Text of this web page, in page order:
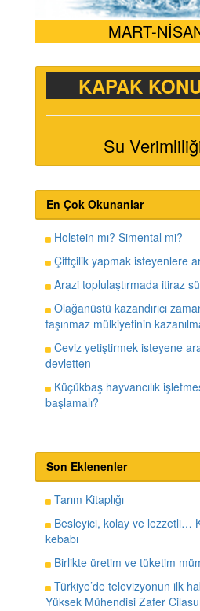
MART-
KAPAK
Su
En Çok Okunanlar
Holstein mı? Simental mi?
Çiftçilik yapmak isteyenlere
Arazi toplulaştırmada itiraz
Olağanüstü kazandırıcı
taşınmaz mülkiyetinin
Ceviz yetiştirmek isteyene
devletten
Küçükbaş hayvancılık
başlamalı?
Son Eklenenler
Tarım Kitaplığı
Besleyici, kolay ve lezzetli…
kebabı
Birlikte üretim ve tüketim
Türkiye’de televizyonun ilk
Yüksek Mühendisi Zafer